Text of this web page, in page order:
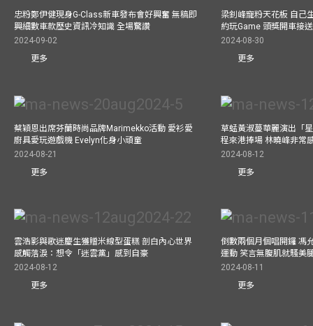
忠粉鄭伊健現身G-Class新車發布會好興奮 無稿即
興細數車款歷史資訊冷知識 全場驚讚
2024-09-02
更多
梁釗峰寵粉天花板 自己
約玩Game 頭獎開車接送
2024-08-30
更多
蔡穎恩出席芬蘭時尚品牌Marimekko活動 愛衫愛
廚具愛玩遊戲機 Evelyn化身小頑童
2024-08-21
更多
草蜢黃淑蔓華麗演出「
程來港捧場 林曉峰非常
2024-08-12
更多
雲浩影與歌迷慶生獲贈米線型蛋糕 剖白內心世界
感觸落淚：想令「迷雲黨」感到自豪
2024-08-12
更多
倒數兩個月個唱開鑼 馮
運動 笑言無腹肌就騷美
2024-08-11
更多